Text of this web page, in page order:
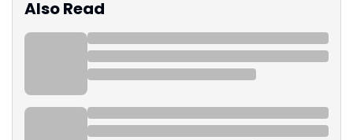
Also Read